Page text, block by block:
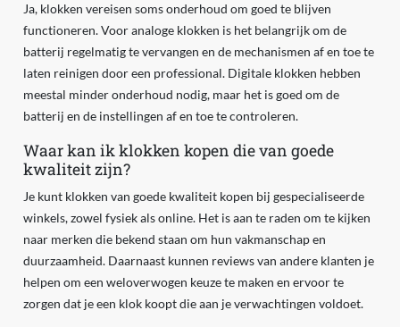
Ja, klokken vereisen soms onderhoud om goed te blijven
functioneren. Voor analoge klokken is het belangrijk om de
batterij regelmatig te vervangen en de mechanismen af en toe te
laten reinigen door een professional. Digitale klokken hebben
meestal minder onderhoud nodig, maar het is goed om de
batterij en de instellingen af en toe te controleren.
Waar kan ik klokken kopen die van goede
kwaliteit zijn?
Je kunt klokken van goede kwaliteit kopen bij gespecialiseerde
winkels, zowel fysiek als online. Het is aan te raden om te kijken
naar merken die bekend staan om hun vakmanschap en
duurzaamheid. Daarnaast kunnen reviews van andere klanten je
helpen om een weloverwogen keuze te maken en ervoor te
zorgen dat je een klok koopt die aan je verwachtingen voldoet.